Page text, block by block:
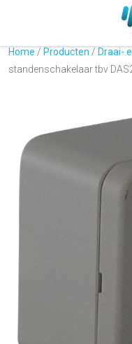
Home / Producten / Draai-
standenschakelaar tbv